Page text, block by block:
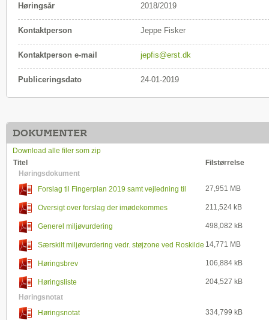
Høringsår 2018/2019
Kontaktperson Jeppe Fisker
Kontaktperson e-mail jepfis@erst.dk
Publiceringsdato 24-01-2019
DOKUMENTER
Download alle filer som zip
Titel
Filstørrelse
Høringsdokument
Forslag til Fingerplan 2019 samt vejledning til
bekendtgørelse
27,951 MB
Oversigt over forslag der imødekommes 211,524 kB
Generel miljøvurdering 498,082 kB
Særskilt miljøvurdering vedr. støjzone ved Roskilde
lufthavn
14,771 MB
Høringsbrev 106,884 kB
Høringsliste
204,527 kB
Høringsnotat
Høringsnotat
334,799 kB